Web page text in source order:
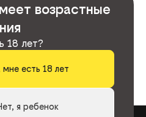
возрастные
18 лет?
мне есть 18 лет
я ребенок